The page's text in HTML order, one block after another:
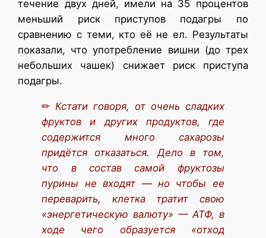
течение двух дней, имели на 35 процентов
меньший риск приступов подагры по
сравнению с теми, кто её не ел. Результаты
показали, что употребление вишни (до трех
небольших чашек) снижает риск приступа
подагры.
✏ Кстати говоря, от очень сладких
фруктов и других продуктов, где
содержится много сахарозы
придётся отказаться. Дело в том,
что в состав самой фруктозы
пурины не входят — но чтобы ее
переварить, клетка тратит свою
«энергетическую валюту» — АТФ, в
ходе чего образуется «отход